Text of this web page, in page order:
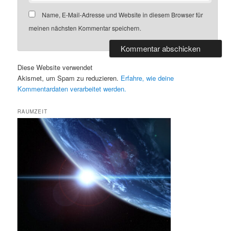
Name, E-Mail-Adresse und Website in diesem Browser für
meinen nächsten Kommentar speichern.
Diese Website verwendet
Akismet, um Spam zu reduzieren. Erfahre, wie deine
Kommentardaten verarbeitet werden.
RAUMZEIT